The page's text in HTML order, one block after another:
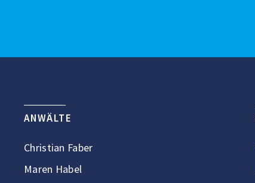
ANWÄLTE
Christian Faber
Maren Habel